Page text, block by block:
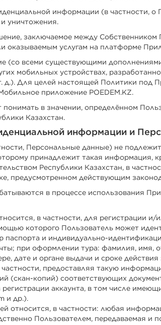
информации (в частности, о
уничтожения.
заключаемое между
оказываемым услугам на платформе
(со всеми существующими
мобильных устройствах,
д.). Для целей настоящей Политики под
приложение POEDEM.KZ.
в значении, определённом
Казахстан.
информации и
Персональные данные) не
принадлежит такая информация,
Республики Казахстан, в
предусмотренном действующим
в процессе использования
в частности, для регистрации
которого Пользователь может
паспорта и индивидуально-
при оформлении тура: фамилия, имя,
дате и органе выдачи и сроке
предоставляя такую
(скан-копий) соответствующих
аккаунта, в том числе
и др.).
относится, в частности: любая
Пользователем, передаваемая и